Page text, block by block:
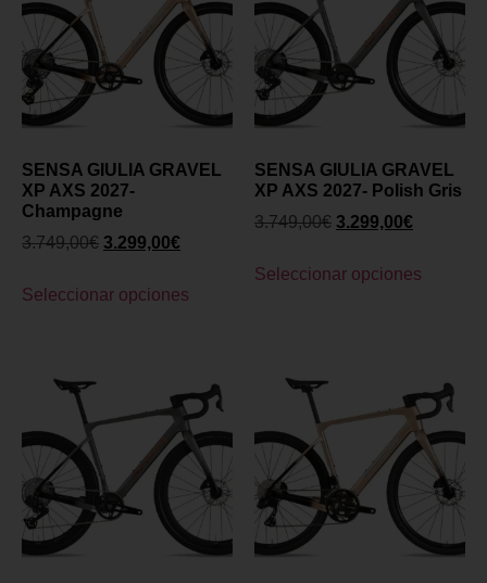
SENSA GIULIA GRAVEL
XP AXS 2027-
Champagne
3.749,00€ 3.299,00€
Seleccionar opciones
SENSA GIULIA GRAVEL
XP AXS 2027- Polish Gris
3.749,00€ 3.299,00€
Seleccionar opciones